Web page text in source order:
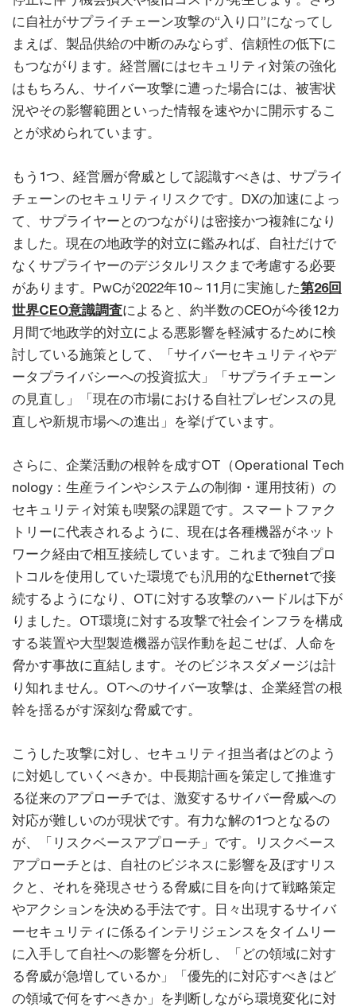
に自社がサプライチェーン攻撃の“入り口”になってし
まえば、製品供給の中断のみならず、信頼性の低下に
もつながります。経営層にはセキュリティ対策の強化
はもちろん、サイバー攻撃に遭った場合には、被害状
況やその影響範囲といった情報を速やかに開示するこ
とが求められています。
もう1つ、経営層が脅威として認識すべきは、サプライ
チェーンのセキュリティリスクです。DXの加速によっ
て、サプライヤーとのつながりは密接かつ複雑になり
ました。現在の地政学的対立に鑑みれば、自社だけで
なくサプライヤーのデジタルリスクまで考慮する必要
があります。PwCが2022年10～11月に実施した第26回
世界CEO意識調査によると、約半数のCEOが今後12カ
月間で地政学的対立による悪影響を軽減するために検
討している施策として、「サイバーセキュリティやデ
ータプライバシーへの投資拡大」「サプライチェーン
の見直し」「現在の市場における自社プレゼンスの見
直しや新規市場への進出」を挙げています。
さらに、企業活動の根幹を成すOT（Operational Tech
nology：生産ラインやシステムの制御・運用技術）の
セキュリティ対策も喫緊の課題です。スマートファク
トリーに代表されるように、現在は各種機器がネット
ワーク経由で相互接続しています。これまで独自プロ
トコルを使用していた環境でも汎用的なEthernetで接
続するようになり、OTに対する攻撃のハードルは下が
りました。OT環境に対する攻撃で社会インフラを構成
する装置や大型製造機器が誤作動を起こせば、人命を
脅かす事故に直結します。そのビジネスダメージは計
り知れません。OTへのサイバー攻撃は、企業経営の根
幹を揺るがす深刻な脅威です。
こうした攻撃に対し、セキュリティ担当者はどのよう
に対処していくべきか。中長期計画を策定して推進す
る従来のアプローチでは、激変するサイバー脅威への
対応が難しいのが現状です。有力な解の1つとなるの
が、「リスクベースアプローチ」です。リスクベース
アプローチとは、自社のビジネスに影響を及ぼすリス
クと、それを発現させうる脅威に目を向けて戦略策定
やアクションを決める手法です。日々出現するサイバ
ーセキュリティに係るインテリジェンスをタイムリー
に入手して自社への影響を分析し、「どの領域に対す
る脅威が急増しているか」「優先的に対応すべきはど
の領域で何をすべきか」を判断しながら環境変化に対